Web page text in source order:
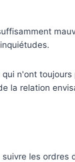
n'ont toujours
la relation
les ordres